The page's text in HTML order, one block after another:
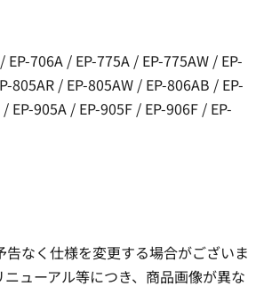
706A / EP-775A / EP-775AW / EP-
805AR / EP-805AW / EP-806AB / EP-
EP-905A / EP-905F / EP-906F / EP-
なく仕様を変更する場合がございま
ューアル等につき、商品画像が異な